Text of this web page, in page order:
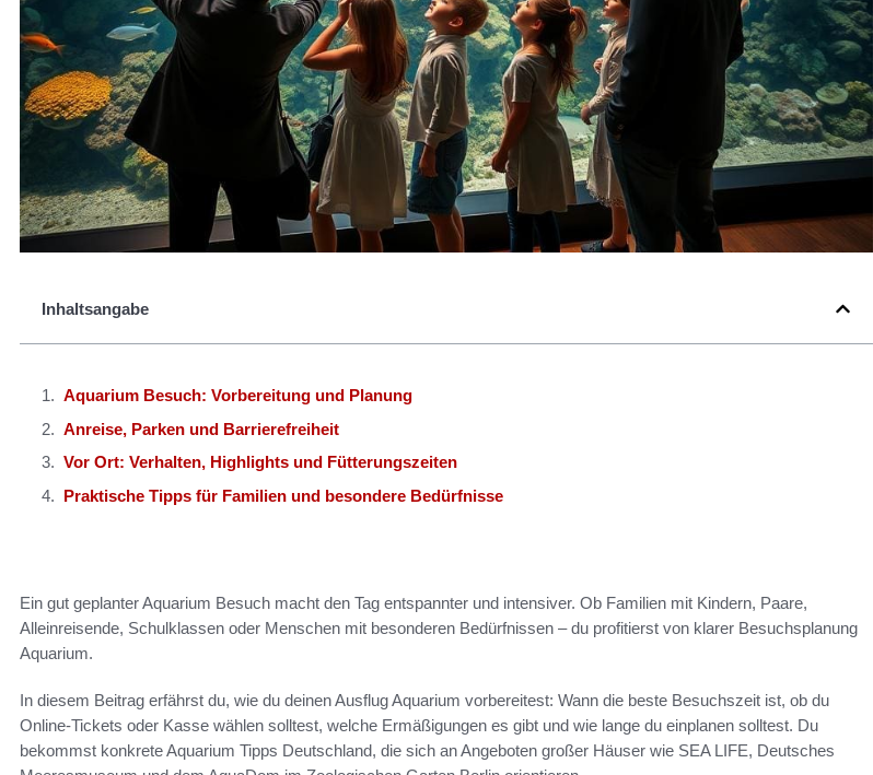
Inhaltsangabe
Aquarium Besuch: Vorbereitung und Planung
Anreise, Parken und Barrierefreiheit
Vor Ort: Verhalten, Highlights und Fütterungszeiten
Praktische Tipps für Familien und besondere Bedürfnisse
Ein gut geplanter Aquarium Besuch macht den Tag entspannter und intensiver. Ob Familien mit Kindern, Paare,
Alleinreisende, Schulklassen oder Menschen mit besonderen Bedürfnissen – du profitierst von klarer Besuchsplanung
Aquarium.
In diesem Beitrag erfährst du, wie du deinen Ausflug Aquarium vorbereitest: Wann die beste Besuchszeit ist, ob du
Online-Tickets oder Kasse wählen solltest, welche Ermäßigungen es gibt und wie lange du einplanen solltest. Du
bekommst konkrete Aquarium Tipps Deutschland, die sich an Angeboten großer Häuser wie SEA LIFE, Deutsches